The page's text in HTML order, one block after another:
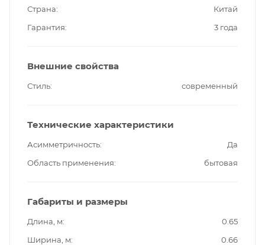
Страна
Китай
Гарантия
3 года
Внешние свойства
Стиль современный
Технические характеристики
Асимметричность
Да
Область применения
бытовая
Габариты и размеры
Длина, м
0.65
Ширина, м
0.66